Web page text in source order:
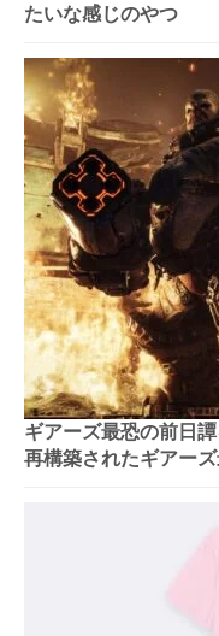
たいな感じのやつ
ギアーズ最恐の前日
再構築されたギアー